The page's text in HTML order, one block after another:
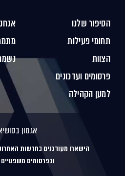
הסיפור שלנו
תחומי פעילות
הצוות
פרסומים ועדכונים
למען הקהילה
אגמון
הישארו מעודכנים בחדשות
ובפרסומים משפטיים